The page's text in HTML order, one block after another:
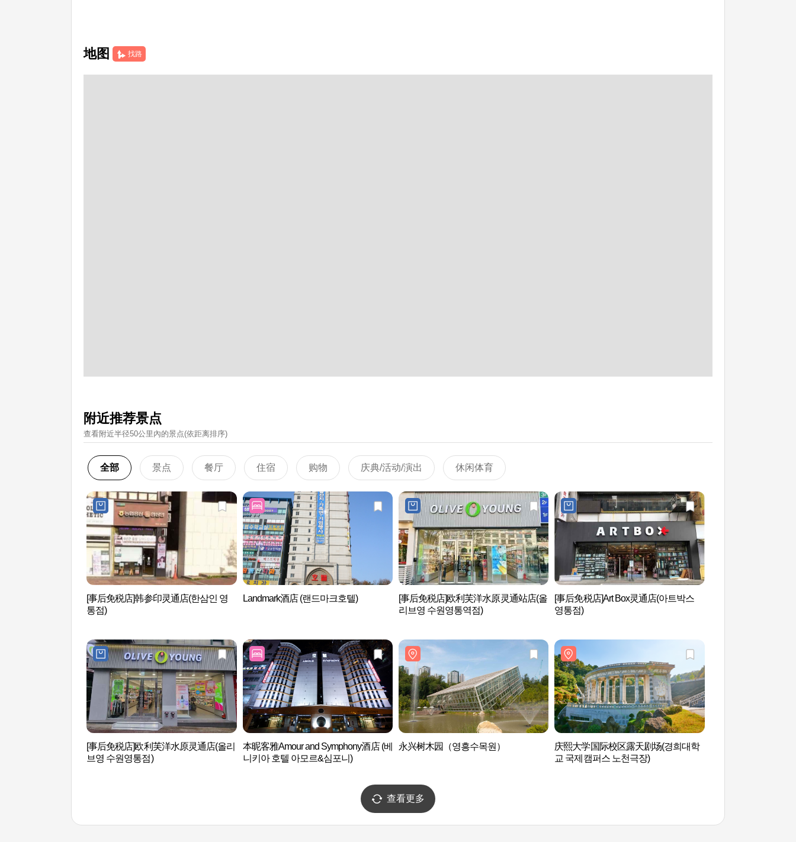
地图 找路
附近推荐景点
查看附近半径50公里內的景点(依距离排序)
全部 景点 餐厅 住宿 购物 庆典/活动/演出 休闲体育
[事后免税店]韩参印灵通店(한삼인 영
통점)
Landmark酒店 (랜드마크호텔)
[事后免税店]欧利芙洋水原灵通站店(올
리브영 수원영통역점)
[事后免税店]Art Box灵通店(아트박스
영통점)
[事后免税店]欧利芙洋水原灵通店(올리
브영 수원영통점)
本昵客雅Amour and Symphony酒店 (베
니키아 호텔 아모르&심포니)
永兴树木园（영흥수목원）
庆熙大学国际校区露天剧场(경희대학
교 국제캠퍼스 노천극장)
查看更多